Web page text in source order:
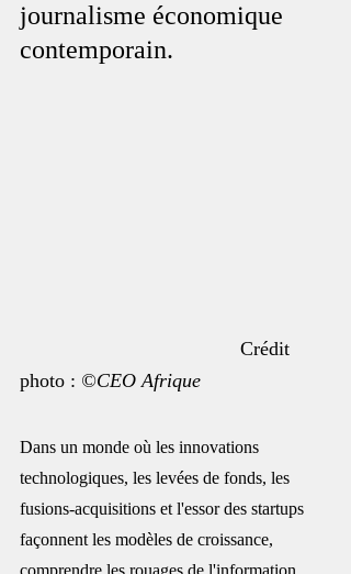
journalisme économique
contemporain.
Crédit
photo : ©CEO Afrique
Dans un monde où les innovations
technologiques, les levées de fonds, les
fusions-acquisitions et l'essor des startups
façonnent les modèles de croissance,